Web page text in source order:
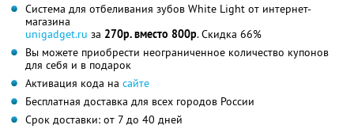
Система для отбеливания зубов White Light от интернет-
магазина
unigadget.ru за 270р. вместо 800р. Скидка 66%
Вы можете приобрести неограниченное количество купонов
для себя и в подарок
Активация кода на сайте
Бесплатная доставка для всех городов России
Срок доставки: от 7 до 40 дней